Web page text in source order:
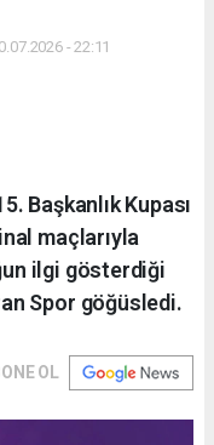
- 22:11
Başkanlık Kupası
maçlarıyla
ilgi gösterdiği
Spor göğüsledi.
OL